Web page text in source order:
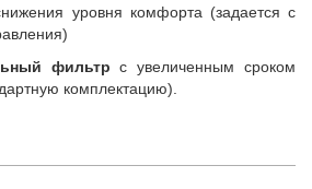
уровня комфорта (задается с
фильтр с увеличенным сроком
комплектацию).